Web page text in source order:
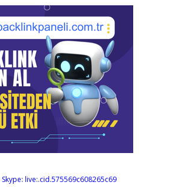
Skype: live:.cid.575569c608265c69